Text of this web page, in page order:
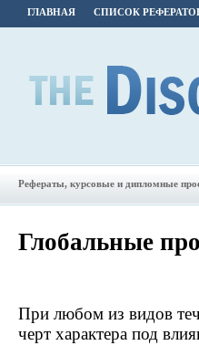
ГЛАВНАЯ СПИСОК
Рефераты, курсовые и дипломные
Глобальные
При любом из видов
черт характера под